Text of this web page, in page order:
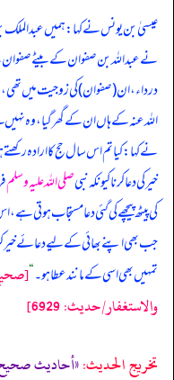
عیسیٰ بن یونس نے کہا: ہمیں
نے عبداللہ بن صفوان کے بیٹے صفوان
درداء، ان (صفوان) کی زوجیت میں تھی،
اللہ عنہ کے ہاں ان کے گھر گیا، وہ
نے کہا: کیا تم اس سال حج کا ارادہ
خیر کی دعا کرنا کیونکہ نبیصلی اللہ علیہ وسلم
کی پیٹھ پیچھے کی گئی دعا مستجاب
جب بھی اپنے بھائی کے لیے دعائے خیر
تمہیں بھی اسی کے مانند عطا ہو۔“
والاستغفار/حدیث: 6929]
تخریج الحدیث:«أحاديث